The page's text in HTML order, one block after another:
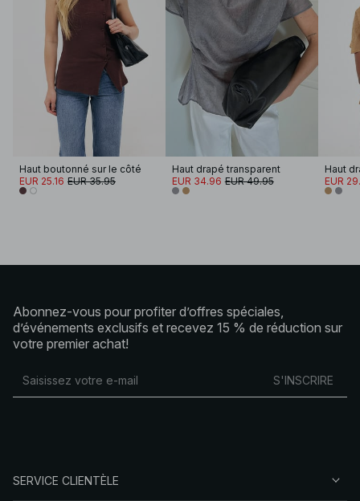
Haut boutonné sur le côté
EUR 25.16 EUR 35.95
Haut drapé transparent
EUR 34.96 EUR 49.95
Haut
EUR
Abonnez-vous pour profiter d’offres spéciales,
d’événements exclusifs et recevez 15 % de réduction sur
votre premier achat!
S'INSCRIRE
SERVICE CLIENTÈLE